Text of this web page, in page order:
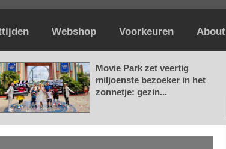
Webshop Voorkeuren About
Movie Park zet veertig
miljoenste bezoeker in het
zonnetje: gezin...